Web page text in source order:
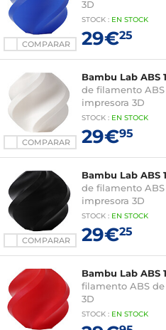
COMPARAR
3D
STOCK : EN STOCK
29€25
COMPARAR
Bambu Lab ABS
de filamento ABS
impresora 3D
STOCK : EN STOCK
29€95
COMPARAR
Bambu Lab ABS
de filamento ABS
impresora 3D
STOCK : EN STOCK
29€25
Bambu Lab ABS
filamento ABS de
3D
STOCK : EN STOCK